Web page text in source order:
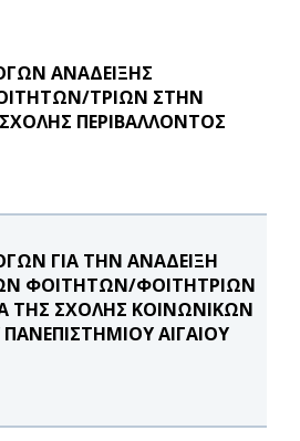
ΑΝΑΔΕΙΞΗΣ
ΤΡΙΩΝ ΣΤΗΝ
ΠΕΡΙΒΑΛΛΟΝΤΟΣ
ΓΙΑ ΤΗΝ ΑΝΑΔΕΙΞΗ
ΦΟΙΤΗΤΩΝ/ΦΟΙΤΗΤΡΙΩΝ
ΤΗΣ ΣΧΟΛΗΣ ΚΟΙΝΩΝΙΚΩΝ
ΑΙΓΑΙΟΥ